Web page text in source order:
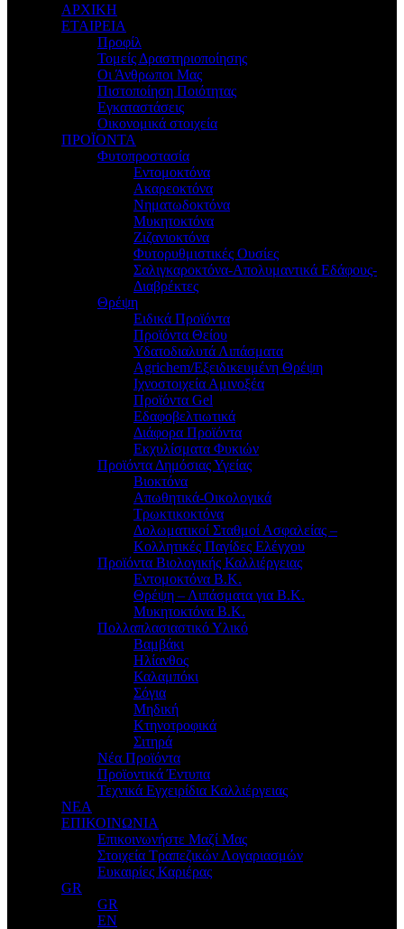
ΑΡΧΙΚΗ
ΕΤΑΙΡΕΙΑ
Προφίλ
Τομείς Δραστηριοποίησης
Οι Άνθρωποι Μας
Πιστοποίηση Ποιότητας
Εγκαταστάσεις
Οικονομικά στοιχεία
ΠΡΟΪΟΝΤΑ
Φυτοπροστασία
Εντομοκτόνα
Ακαρεοκτόνα
Νηματωδοκτόνα
Μυκητοκτόνα
Ζιζανιοκτόνα
Φυτορυθμιστικές Ουσίες
Σαλιγκαροκτόνα-Απολυμαντικά Εδάφους-
Διαβρέκτες
Θρέψη
Ειδικά Προϊόντα
Προϊόντα Θείου
Υδατοδιαλυτά Λιπάσματα
Agrichem/Εξειδικευμένη Θρέψη
Ιχνοστοιχεία Αμινοξέα
Προϊόντα Gel
Εδαφοβελτιωτικά
Διάφορα Προϊόντα
Εκχυλίσματα Φυκιών
Προϊόντα Δημόσιας Υγείας
Βιοκτόνα
Απωθητικά-Οικολογικά
Τρωκτικοκτόνα
Δολωματικοί Σταθμοί Ασφαλείας –
Κολλητικές Παγίδες Ελέγχου
Προϊόντα Βιολογικής Καλλιέργειας
Εντομοκτόνα Β.Κ.
Θρέψη – Λιπάσματα για Β.Κ.
Μυκητοκτόνα Β.Κ.
Πολλαπλασιαστικό Υλικό
Βαμβάκι
Ηλίανθος
Καλαμπόκι
Σόγια
Μηδική
Κτηνοτροφικά
Σιτηρά
Νέα Προϊόντα
Προϊοντικά Έντυπα
Τεχνικά Εγχειρίδια Καλλιέργειας
ΝΕΑ
ΕΠΙΚΟΙΝΩΝΙΑ
Επικοινωνήστε Μαζί Μας
Στοιχεία Τραπεζικών Λογαριασμών
Ευκαιρίες Καριέρας
GR
GR
EN